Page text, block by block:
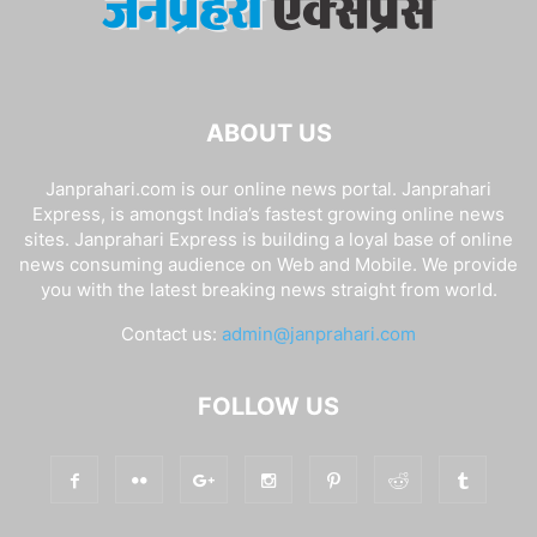
ABOUT US
Janprahari.com is our online news portal. Janprahari
Express, is amongst India’s fastest growing online news
sites. Janprahari Express is building a loyal base of online
news consuming audience on Web and Mobile. We provide
you with the latest breaking news straight from world.
Contact us: admin@janprahari.com
FOLLOW US